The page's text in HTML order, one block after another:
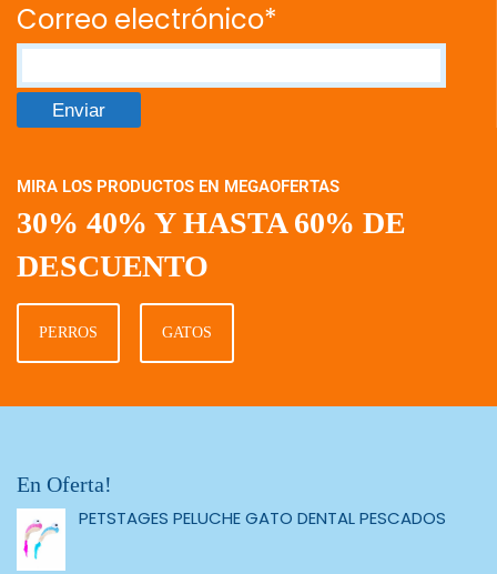
Correo electrónico*
MIRA LOS PRODUCTOS EN MEGAOFERTAS
30% 40% Y HASTA 60% DE
DESCUENTO
PERROS GATOS
En Oferta!
PETSTAGES PELUCHE GATO DENTAL PESCADOS